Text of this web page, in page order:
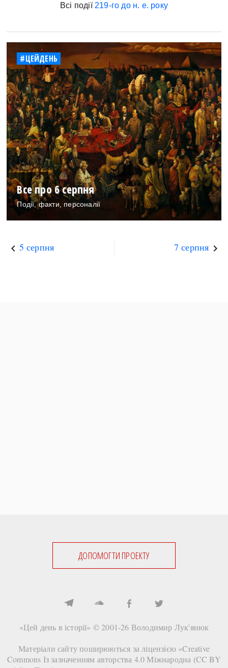
Всі події 219-го до н. е. року
#ЦЕЙДЕНЬ
Все про 6 серпня
Події, факти, персоналії
keyboard_arrow_left 5 серпня 7 серпня keyboard_arrow_right
ДОПОМОГТИ ПРОЕКТУ
«Цей день в історії» © 2001-26 Володимир Лук'янюк
Матеріали сайту поширюються за ліцензією «Creative
Commons Із зазначенням авторства 4.0 Міжнародна (CC BY